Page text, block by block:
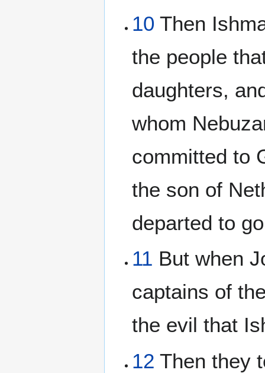
10 Then
the people
daughters,
whom
committed to
the son of
departed to
11 But when
captains of
the evil that
12 Then they